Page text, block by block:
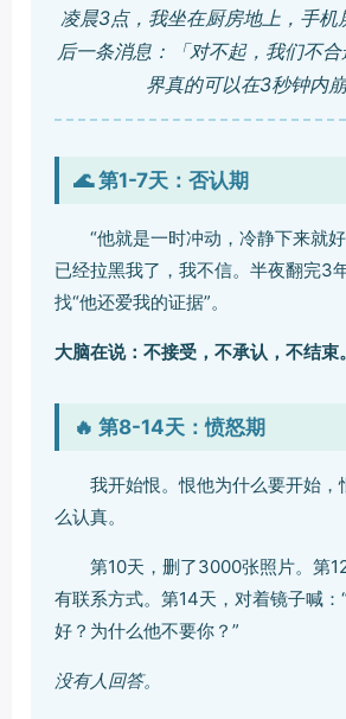
凌晨3点，我坐在厨房地上，手机
后一条消息：「对不起，我们不
界真的可以在3秒钟内崩
🌊 第1-7天：否认期
“他就是一时冲动，冷静下来就
已经拉黑我了，我不信。半夜翻完3
找“他还爱我的证据”。
大脑在说：不接受，不承认，不结束。
🔥 第8-14天：愤怒期
我开始恨。恨他为什么要开始，
么认真。
第10天，删了3000张照片。第
有联系方式。第14天，对着镜子喊：
好？为什么他不要你？”
没有人回答。